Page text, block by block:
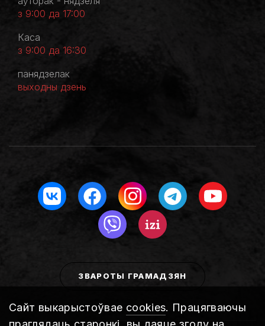
Сайт выкарыстоўвае cookies. Працягваючы
з 9:00 да 17:00
Каса
з 9:00 да 16:30
панядзелак
выходны дзень
ЗВАРОТЫ ГРАМАДЗЯН